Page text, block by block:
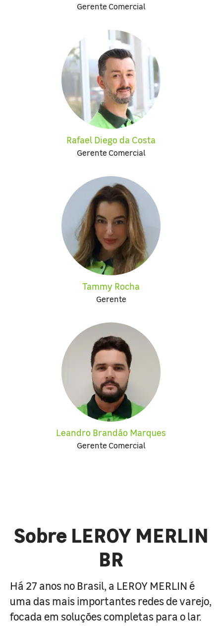
Gerente Comercial
Rafael Diego da Costa
Gerente Comercial
Tammy Rocha
Gerente
Leandro Brandão Marques
Gerente Comercial
Sobre LEROY MERLIN
BR
Há 27 anos no Brasil, a LEROY MERLIN é
uma das mais importantes redes de varejo,
focada em soluções completas para o lar.